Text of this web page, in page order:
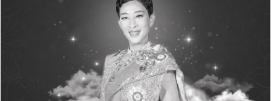
ในแต่ละปี มีบริษัทมากกว่า 12,000 แห่งทั่วโลกที่
ได้รับเชิญให้เข้าร่วมการประเมิน CSA โดยจะมี
บริษัทขนาดใหญ่ประมาณ 3,500 แห่งเท่านั้นที่ได้
รับการประเมินและผ่านการคัดเลือกเข้าเป็นสมาชิก
ดัชนี Dow Jones Best-in-Class Indices